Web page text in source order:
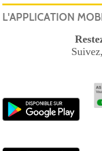
L'APPLICATION